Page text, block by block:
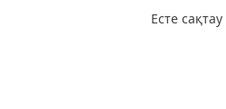
Есте сақтау